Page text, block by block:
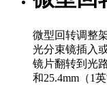
微型回转调整
光分束镜插入
镜片翻转到光
和25.4mm（1